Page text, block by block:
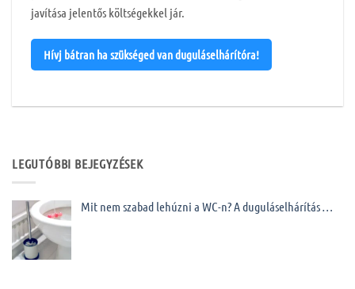
javítása jelentős költségekkel jár.
Hívj bátran ha szükséged van duguláselhárítóra!
LEGUTÓBBI BEJEGYZÉSEK
Mit nem szabad lehúzni a WC-n? A duguláselhárítás …